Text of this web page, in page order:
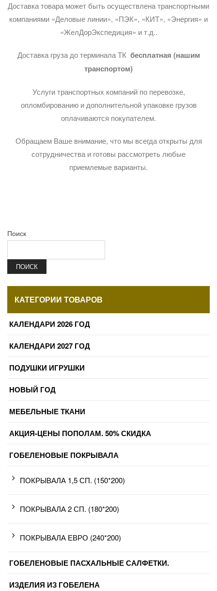
Доставка товара может быть осуществлена транспортными
компаниями «Деловые линии», «ПЭК», «КИТ», «Энергия» и
«ЖелДорЭкспедиция» и т.д..
Доставка груза до терминала ТК бесплатная (нашим
транспортом)
Услуги транспортных компаний по перевозке,
опломбированию и дополнительной упаковке грузов
оплачиваются покупателем.
Обращаем Ваше внимание, что мы всегда открыты для
сотрудничества и готовы рассмотреть любые
приемлемые варианты.
Поиск
ПОИСК
КАТЕГОРИИ ТОВАРОВ
КАЛЕНДАРИ 2026 ГОД
КАЛЕНДАРИ 2027 ГОД
ПОДУШКИ ИГРУШКИ
НОВЫЙ ГОД
МЕБЕЛЬНЫЕ ТКАНИ
АКЦИЯ-ЦЕНЫ ПОПОЛАМ. 50% СКИДКА
ГОБЕЛЕНОВЫЕ ПОКРЫВАЛА
ПОКРЫВАЛА 1,5 СП. (150*200)
ПОКРЫВАЛА 2 СП. (180*200)
ПОКРЫВАЛА ЕВРО (240*200)
ГОБЕЛЕНОВЫЕ ПАСХАЛЬНЫЕ САЛФЕТКИ.
ИЗДЕЛИЯ ИЗ ГОБЕЛЕНА